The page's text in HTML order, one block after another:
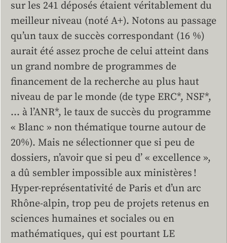
sur les 241 déposés étaient véritablement du
meilleur niveau (noté A+). Notons au passage
qu’un taux de succès correspondant (16 %)
aurait été assez proche de celui atteint dans
un grand nombre de programmes de
financement de la recherche au plus haut
niveau de par le monde (de type ERC*, NSF*,
… à l’ANR*, le taux de succès du programme
« Blanc » non thématique tourne autour de
20%). Mais ne sélectionner que si peu de
dossiers, n’avoir que si peu d’ « excellence »,
a dû sembler impossible aux ministères !
Hyper-représentativité de Paris et d’un arc
Rhône-alpin, trop peu de projets retenus en
sciences humaines et sociales ou en
mathématiques, qui est pourtant LE